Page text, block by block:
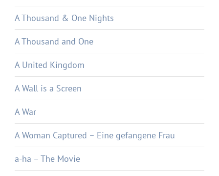
A Thousand & One Nights
A Thousand and One
A United Kingdom
A Wall is a Screen
A War
A Woman Captured – Eine gefangene Frau
a-ha – The Movie